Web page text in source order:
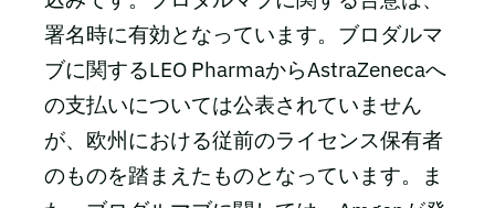
署名時に有効となっています。ブロダルマ
ブに関するLEO PharmaからAstraZenecaへ
の支払いについては公表されていません
が、欧州における従前のライセンス保有者
のものを踏まえたものとなっています。ま